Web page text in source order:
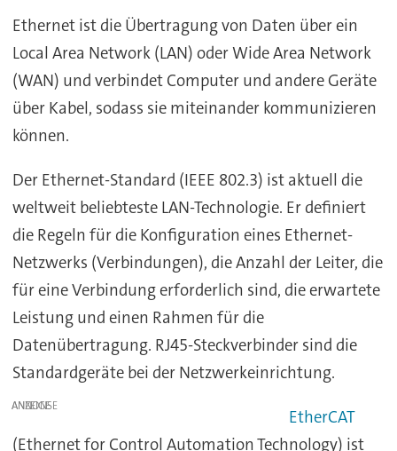
Ethernet ist die Übertragung von Daten über ein
Local Area Network (LAN) oder Wide Area Network
(WAN) und verbindet Computer und andere Geräte
über Kabel, sodass sie miteinander kommunizieren
können.
Der Ethernet-Standard (IEEE 802.3) ist aktuell die
weltweit beliebteste LAN-Technologie. Er definiert
die Regeln für die Konfiguration eines Ethernet-
Netzwerks (Verbindungen), die Anzahl der Leiter, die
für eine Verbindung erforderlich sind, die erwartete
Leistung und einen Rahmen für die
Datenübertragung. RJ45-Steckverbinder sind die
Standardgeräte bei der Netzwerkeinrichtung.
ANZEIGE
EtherCAT
(Ethernet for Control Automation Technology) ist